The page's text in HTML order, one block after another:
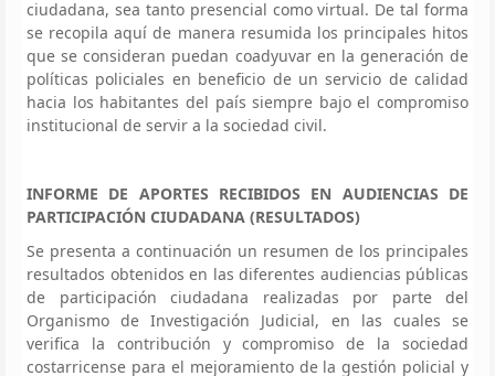
ciudadana, sea tanto presencial como virtual. De tal forma
se recopila aquí de manera resumida los principales hitos
que se consideran puedan coadyuvar en la generación de
políticas policiales en beneficio de un servicio de calidad
hacia los habitantes del país siempre bajo el compromiso
institucional de servir a la sociedad civil.
INFORME DE APORTES RECIBIDOS EN AUDIENCIAS DE
PARTICIPACIÓN CIUDADANA (RESULTADOS)
Se presenta a continuación un resumen de los principales
resultados obtenidos en las diferentes audiencias públicas
de participación ciudadana realizadas por parte del
Organismo de Investigación Judicial, en las cuales se
verifica la contribución y compromiso de la sociedad
costarricense para el mejoramiento de la gestión policial y